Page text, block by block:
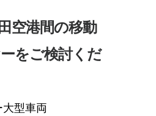
空港間の移動
をご検討くだ